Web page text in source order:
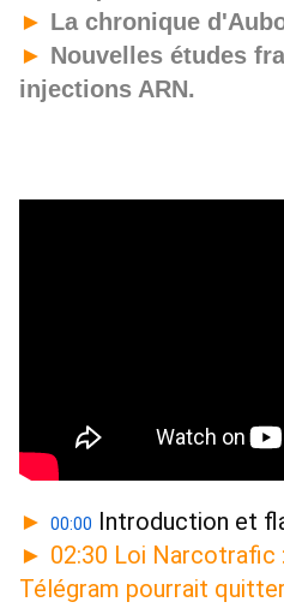
► La chronique
► Nouvelles études
injections ARN.
► 00:00 Introduction et
► 02:30 Loi Narcotrafic
Télégram pourrait